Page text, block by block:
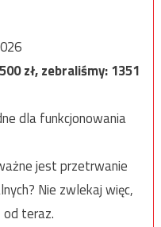
zł, zebraliśmy:1351
dla funkcjonowania
jest przetrwanie
Nie zwlekaj więc,
od teraz.